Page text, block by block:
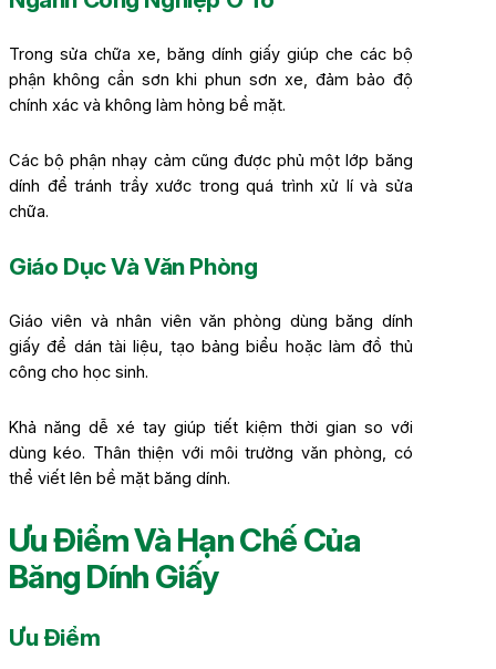
Trong sửa chữa xe, băng dính giấy giúp che các bộ
phận không cần sơn khi phun sơn xe, đảm bảo độ
chính xác và không làm hỏng bề mặt.
Các bộ phận nhạy cảm cũng được phủ một lớp băng
dính để tránh trầy xước trong quá trình xử lí và sửa
chữa.
Giáo Dục Và Văn Phòng
Giáo viên và nhân viên văn phòng dùng băng dính
giấy để dán tài liệu, tạo bảng biểu hoặc làm đồ thủ
công cho học sinh.
Khả năng dễ xé tay giúp tiết kiệm thời gian so với
dùng kéo. Thân thiện với môi trường văn phòng, có
thể viết lên bề mặt băng dính.
Ưu Điểm Và Hạn Chế Của
Băng Dính Giấy
Ưu Điểm